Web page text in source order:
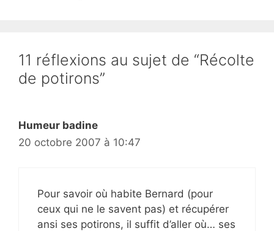
11 réflexions au sujet de “Récolte
de potirons”
Humeur badine
20 octobre 2007 à 10:47
Pour savoir où habite Bernard (pour
ceux qui ne le savent pas) et récupérer
ansi ses potirons, il suffit d’aller où… ses